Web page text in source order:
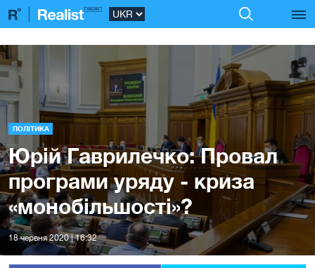
ПОЛІТИКА
Юрій Гаврилечко: Провал
програми уряду - криза
«монобільшості»?
18 червня 2020 | 16:32